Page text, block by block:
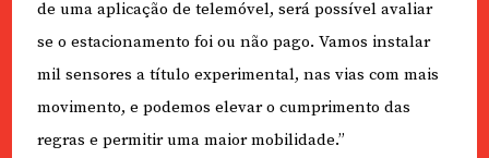
de uma aplicação de telemóvel, será possível avaliar
se o estacionamento foi ou não pago. Vamos instalar
mil sensores a título experimental, nas vias com mais
movimento, e podemos elevar o cumprimento das
regras e permitir uma maior mobilidade.”